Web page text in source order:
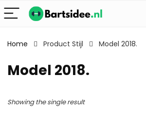
Home Product Stijl Model 2018.
Model 2018.
Showing the single result